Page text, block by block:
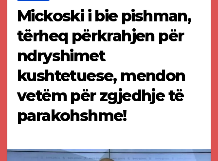
Mickoski i bie pishman,
tërheq përkrahjen për
ndryshimet
kushtetuese, mendon
vetëm për zgjedhje të
parakohshme!